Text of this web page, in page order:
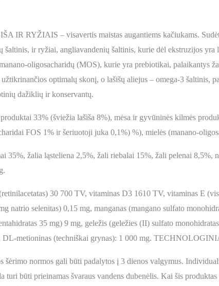
IR RYŽIAIS – visavertis maistas augantiems kačiukams.
ir ryžiai, angliavandenių šaltinis, kurie dėl ekstruzijos yra
oligosacharidų (MOS), kurie yra prebiotikai, palaikantys
optimalų skonį, o lašišų aliejus – omega-3 šaltinis,
dažiklių ir konservantų.
33% (šviežia lašiša 8%), mėsa ir gyvūninės kilmės
FOS 1% ir šeriuotoji juka 0,1%) %), mielės (manano-
35%, žalia ląsteliena 2,5%, žali riebalai 15%, žali pelenai 8,5%,
30 700 TV, vitaminas D3 1610 TV, vitaminas E
natrio selenitas) 0,15 mg, manganas (mangano sulfato
35 mg) 9 mg, geležis (geležies (II) sulfato
DL-metioninas (techniškai grynas): 1 000 mg.
šėrimo normos gali būti padalytos į 3 dienos valgymus.
būti prieinamas švaraus vandens dubenėlis. Kai šis